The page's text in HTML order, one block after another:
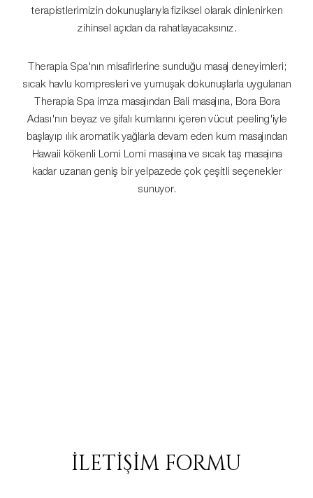
terapistlerimizin dokunuşlarıyla fiziksel olarak dinlenirken
zihinsel açıdan da rahatlayacaksınız.
Therapia Spa'nın misafirlerine sunduğu masaj deneyimleri;
sıcak havlu kompresleri ve yumuşak dokunuşlarla uygulanan
Therapia Spa imza masajından Bali masajına, Bora Bora
Adası'nın beyaz ve şifalı kumlarını içeren vücut peeling'iyle
başlayıp ılık aromatik yağlarla devam eden kum masajından
Hawaii kökenli Lomi Lomi masajına ve sıcak taş masajına
kadar uzanan geniş bir yelpazede çok çeşitli seçenekler
sunuyor.
İLETİŞİM FORMU